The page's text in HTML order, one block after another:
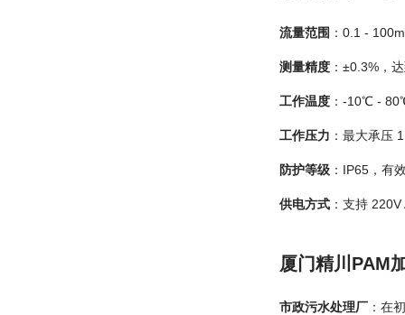
流量范围 ：0.1 -
测量精度 ：±0.3%，
工作温度 ：-10℃ -
工作压力 ：最大承压
防护等级 ：IP65，有
供电方式 ：支持
厦门精川PAM
市政污水处理厂 ：在